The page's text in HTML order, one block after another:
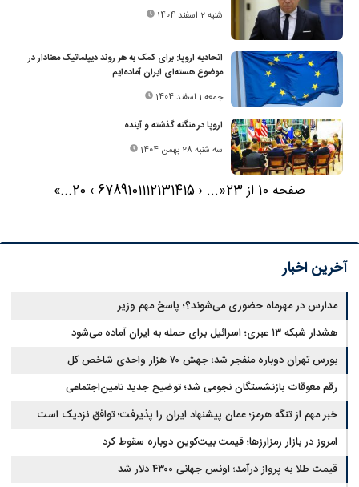
شنبه 2 اسفند 1404
اتحادیه اروپا: برای کمک به هر روند دیپلماتیک معنادار در
موضوع هسته‌ای ایران آماده‌ایم
جمعه 1 اسفند 1404
اروپا در منگنه گذشته و آینده
سه شنبه 28 بهمن 1404
صفحه 10 از 23 «
...
‹
6789101112131415
›
20
...
»
آخرین اخبار
مدارس در مهرماه حضوری می‌شوند؟؛ پاسخ مهم وزیر
هشدار شبکه ۱۳ عبری؛ اسرائیل برای حمله به ایران آماده می‌شود
بورس تهران دوباره منفجر شد؛ جهش ۷۰ هزار واحدی شاخص کل
رقم معوقات بازنشستگان نجومی شد؛ توضیح جدید تامین‌اجتماعی
خبر مهم از تنگه هرمز؛ عمان پیشنهاد ایران را پذیرفت؛ توافق نزدیک است
امروز در بازار رمزارزها؛ قیمت بیت‌کوین دوباره سقوط کرد
قیمت طلا به پرواز درآمد؛ اونس جهانی ۴۳۰۰ دلار شد